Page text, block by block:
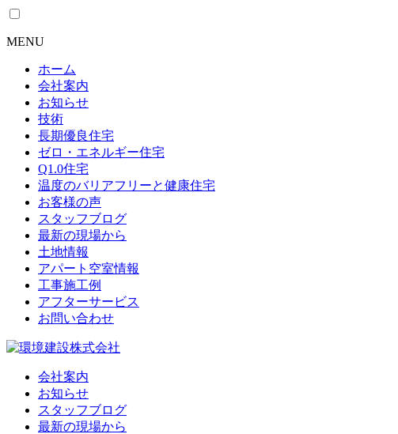
MENU
ホーム
会社案内
お知らせ
技術
長期優良住宅
ゼロ・エネルギー住宅
Q1.0住宅
温度のバリアフリーと健康住宅
お客様の声
スタッフブログ
最新の現場から
土地情報
アパート空室情報
工事施工例
アフターサービス
お問い合わせ
会社案内
お知らせ
スタッフブログ
最新の現場から